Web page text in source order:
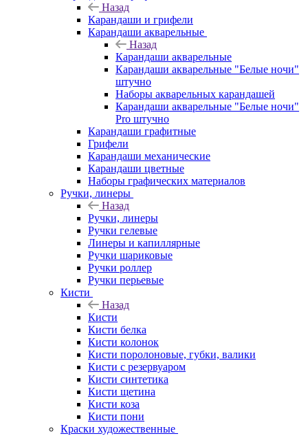
Назад
Карандаши и грифели
Карандаши акварельные
Назад
Карандаши акварельные
Карандаши акварельные "Белые ночи"
штучно
Наборы акварельных карандашей
Карандаши акварельные "Белые ночи"
Pro штучно
Карандаши графитные
Грифели
Карандаши механические
Карандаши цветные
Наборы графических материалов
Ручки, линеры
Назад
Ручки, линеры
Ручки гелевые
Линеры и капиллярные
Ручки шариковые
Ручки роллер
Ручки перьевые
Кисти
Назад
Кисти
Кисти белка
Кисти колонок
Кисти поролоновые, губки, валики
Кисти с резервуаром
Кисти синтетика
Кисти щетина
Кисти коза
Кисти пони
Краски художественные